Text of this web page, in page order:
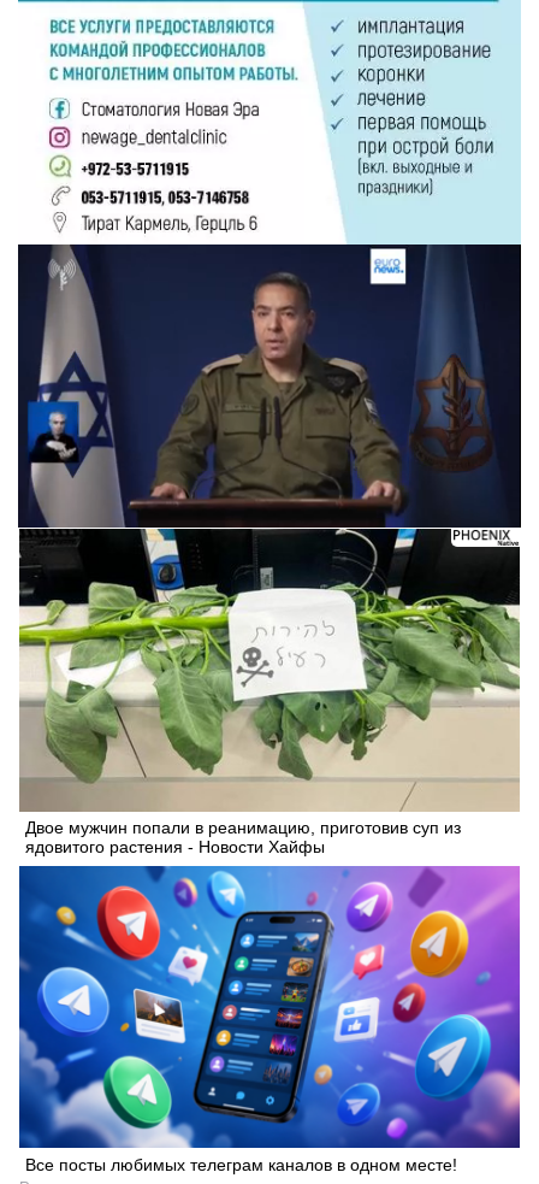
Следующее видео через 5 Отмена
Двое мужчин попали в реанимацию, приготовив суп из
ядовитого растения - Новости Хайфы
Все посты любимых телеграм каналов в одном месте!